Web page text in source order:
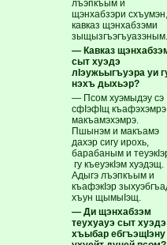
лъэпкъым и
щэнхабзэри
кавказ щэнхабзэми
— Кавказ
сыт хуэдэ
лIэужьыгъуэра уи
нэхъ дыхьэр?
— Псом хуэмыдэу сэ
сфIэфIщ къафэхэмрэ
макъамэхэмрэ.
Пшынэм и макъамэ
дахэр сигу ирохь,
барабаным и
гу къеуэкIэм хуэдэщ.
Адыгэ лъэпкъым и
къафэкIэр
хъун щымыIэщ.
— Ди щэнхабзэм
теухуауэ сыт хуэдэ
хъыбар ебгъэщIэну